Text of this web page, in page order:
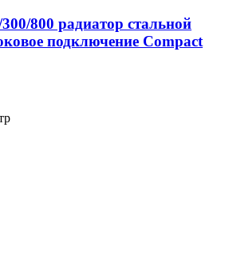
800 радиатор стальной
подключение Compact